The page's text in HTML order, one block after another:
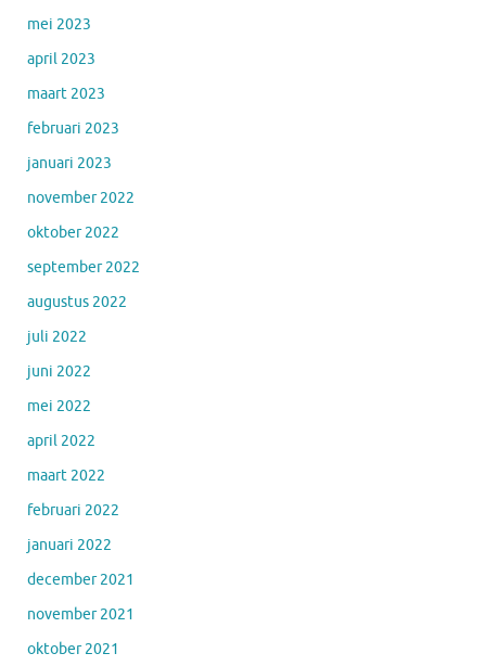
mei 2023
april 2023
maart 2023
februari 2023
januari 2023
november 2022
oktober 2022
september 2022
augustus 2022
juli 2022
juni 2022
mei 2022
april 2022
maart 2022
februari 2022
januari 2022
december 2021
november 2021
oktober 2021